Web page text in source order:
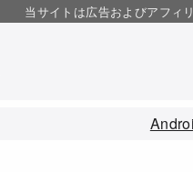
当サイトは広告およびアフィ